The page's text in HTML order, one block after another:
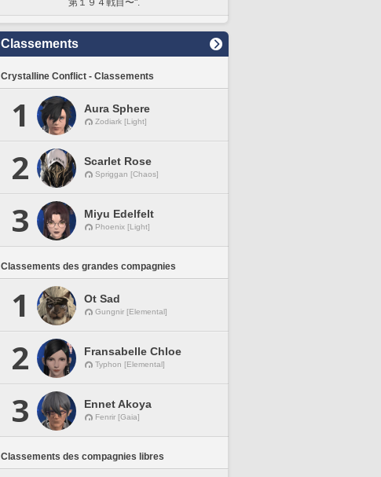
Classements
Crystalline Conflict - Classements
1 Aura Sphere
Zodiark [Light]
2 Scarlet Rose
Spriggan [Chaos]
3 Miyu Edelfelt
Phoenix [Light]
Classements des grandes compagnies
1 Ot Sad
Gungnir [Elemental]
2 Fransabelle Chloe
Typhon [Elemental]
3 Ennet Akoya
Fenrir [Gaia]
Classements des compagnies libres